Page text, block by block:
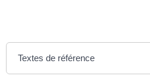
Textes de référence